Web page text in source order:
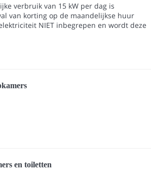
verbruik van 15 kW per dag is
van korting op de maandelijkse huur
NIET inbegrepen en wordt deze
en toiletten